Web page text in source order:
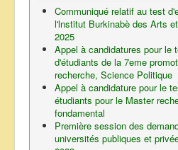
Communiqué relatif au test
l'lnstitut Burkinabè des Arts
2025
Appel à candidatures pour le
d'étudiants de la 7eme
recherche, Science Politique
Appel à candidature pour le
étudiants pour le Master
fondamental
Première session des
universités publiques et